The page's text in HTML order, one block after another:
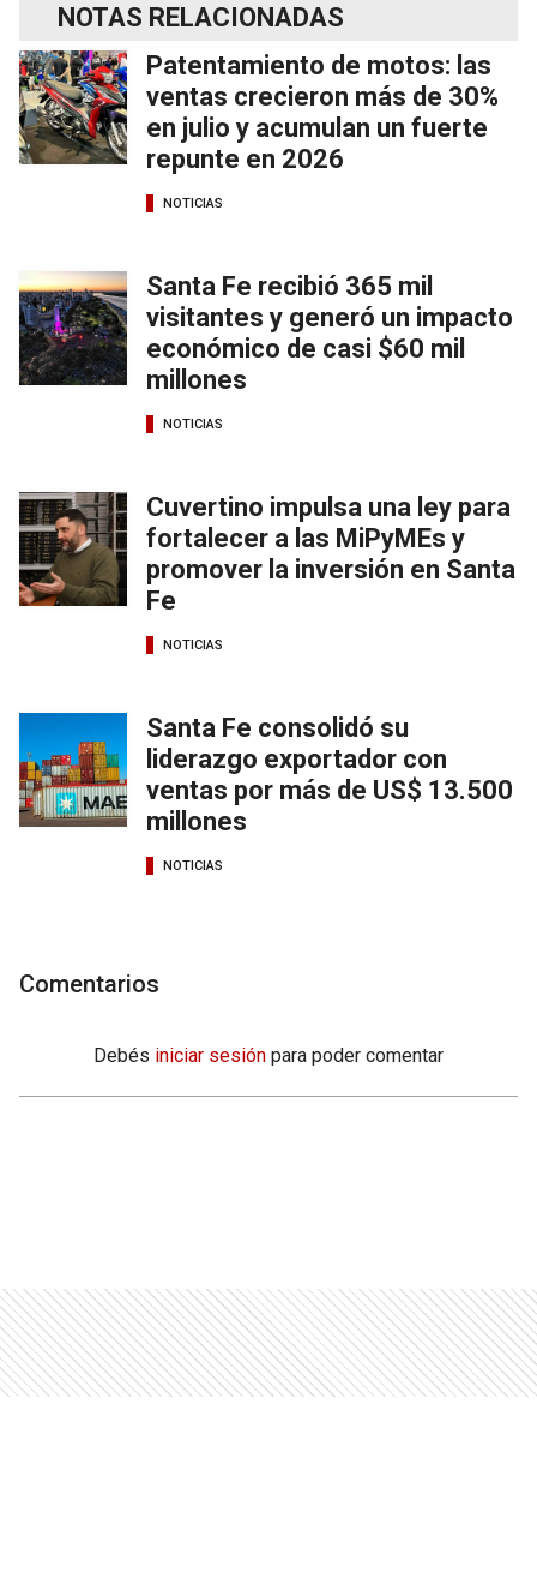
NOTAS RELACIONADAS
Patentamiento de motos: las
ventas crecieron más de 30%
en julio y acumulan un fuerte
repunte en 2026
NOTICIAS
Santa Fe recibió 365 mil
visitantes y generó un impacto
económico de casi $60 mil
millones
NOTICIAS
Cuvertino impulsa una ley para
fortalecer a las MiPyMEs y
promover la inversión en Santa
Fe
NOTICIAS
Santa Fe consolidó su
liderazgo exportador con
ventas por más de US$ 13.500
millones
NOTICIAS
Comentarios
Debés iniciar sesión para poder comentar